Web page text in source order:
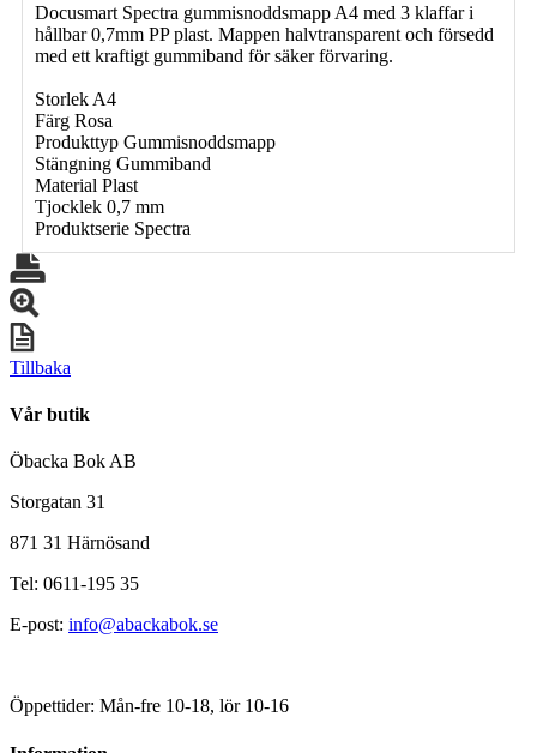
Docusmart Spectra gummisnoddsmapp A4 med 3 klaffar i
hållbar 0,7mm PP plast. Mappen halvtransparent och försedd
med ett kraftigt gummiband för säker förvaring.
Storlek A4
Färg Rosa
Produkttyp Gummisnoddsmapp
Stängning Gummiband
Material Plast
Tjocklek 0,7 mm
Produktserie Spectra
Tillbaka
Vår butik
Öbacka Bok AB
Storgatan 31
871 31 Härnösand
Tel: 0611-195 35
E-post: info@abackabok.se
Öppettider: Mån-fre 10-18, lör 10-16